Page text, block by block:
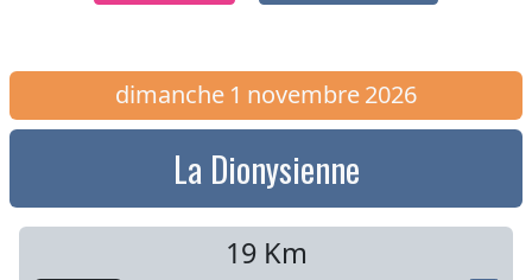
dimanche 1 novembre2026
La Dionysienne
19 Km